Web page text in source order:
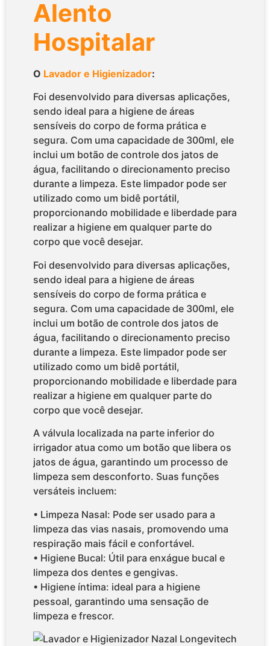
Alento
Hospitalar
O Lavador e Higienizador:
Foi desenvolvido para diversas aplicações,
sendo ideal para a higiene de áreas
sensíveis do corpo de forma prática e
segura. Com uma capacidade de 300ml, ele
inclui um botão de controle dos jatos de
água, facilitando o direcionamento preciso
durante a limpeza. Este limpador pode ser
utilizado como um bidê portátil,
proporcionando mobilidade e liberdade para
realizar a higiene em qualquer parte do
corpo que você desejar.
Foi desenvolvido para diversas aplicações,
sendo ideal para a higiene de áreas
sensíveis do corpo de forma prática e
segura. Com uma capacidade de 300ml, ele
inclui um botão de controle dos jatos de
água, facilitando o direcionamento preciso
durante a limpeza. Este limpador pode ser
utilizado como um bidê portátil,
proporcionando mobilidade e liberdade para
realizar a higiene em qualquer parte do
corpo que você desejar.
A válvula localizada na parte inferior do
irrigador atua como um botão que libera os
jatos de água, garantindo um processo de
limpeza sem desconforto. Suas funções
versáteis incluem:
• Limpeza Nasal: Pode ser usado para a
limpeza das vias nasais, promovendo uma
respiração mais fácil e confortável.
• Higiene Bucal: Útil para enxágue bucal e
limpeza dos dentes e gengivas.
• Higiene íntima: ideal para a higiene
pessoal, garantindo uma sensação de
limpeza e frescor.